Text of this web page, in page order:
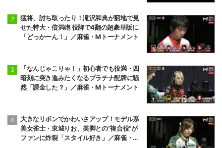
猛将、討ち取ったり！滝沢和典が窮地で見
せた特大・倍満砲 役牌で4翻の超豪華版に
「どっかーん！」／麻雀・Mトーナメント
「なんじゃこりゃ！」初心者でも役満・四
暗刻に突き進みたくなるプラチナ配牌に騒
然「課金した？」／麻雀・Mトーナメント
大きなリボンでかわいさアップ！モデル系
美女雀士・東城りお、美脚との“複合役”が
ファンに炸裂「スタイル好き」／麻雀・M